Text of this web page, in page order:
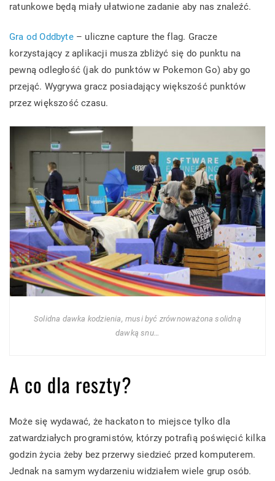
ratunkowe będą miały ułatwione zadanie aby nas znaleźć.
Gra od Oddbyte– uliczne capture the flag. Gracze
korzystający z aplikacji musza zbliżyć się do punktu na
pewną odległość (jak do punktów w Pokemon Go) aby go
przejąć. Wygrywa gracz posiadający większość punktów
przez większość czasu.
Solidna dawka kodzienia, musi być zrównoważona solidną
dawką snu…
A co dla reszty?
Może się wydawać, że hackaton to miejsce tylko dla
zatwardziałych programistów, którzy potrafią poświęcić kilka
godzin życia żeby bez przerwy siedzieć przed komputerem.
Jednak na samym wydarzeniu widziałem wiele grup osób.